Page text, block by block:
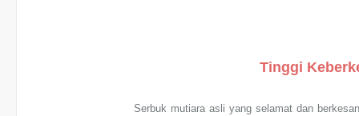
Tinggi
Serbuk mutiara asli yang selamat dan